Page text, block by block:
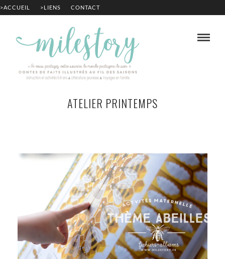
>ACCUEIL >LIENS CONTACT
ATELIER PRINTEMPS